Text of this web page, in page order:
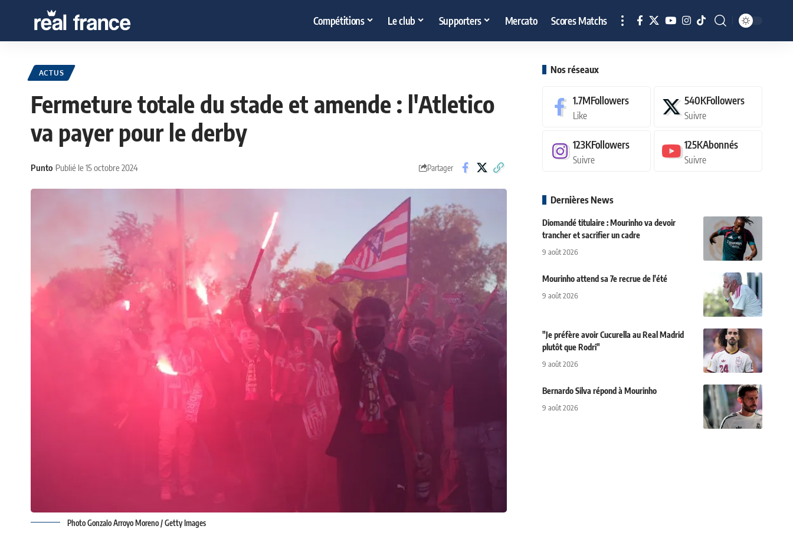
Compétitions Le club Supporters Mercato Scores Matchs
ACTUS
Fermeture totale du stade et amende : l'Atletico
va payer pour le derby
Punto Publié le 15 octobre 2024 Partager
Photo Gonzalo Arroyo Moreno / Getty Images
Nos réseaux
1.7MFollowers
Like
540KFollowers
Suivre
123KFollowers
Suivre
125KAbonnés
Suivre
Dernières News
Diomandé titulaire : Mourinho va devoir
trancher et sacrifier un cadre
9 août 2026
Mourinho attend sa 7e recrue de l'été
9 août 2026
"Je préfère avoir Cucurella au Real Madrid
plutôt que Rodri"
9 août 2026
Bernardo Silva répond à Mourinho
9 août 2026